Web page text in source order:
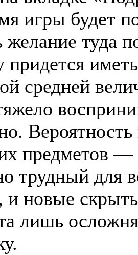
игры будет
желание туда
придется
средней
Вероятность
предметов —
трудный для
и новые
лишь